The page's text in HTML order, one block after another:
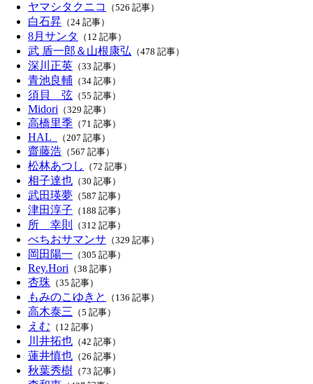
ヤマシタクニコ （526 記事）
白石昇 （24 記事）
8月サンタ （12 記事）
武 盾一郎＆山根康弘 （478 記事）
深川正英 （33 記事）
青池良輔 （34 記事）
須貝 弦 （55 記事）
Midori （329 記事）
高橋里季 （71 記事）
HAL_ （207 記事）
齋藤浩 （567 記事）
松林あつし （72 記事）
相子達也 （30 記事）
武田瑛夢 （587 記事）
津田淳子 （188 記事）
所 幸則 （312 記事）
べちおサマンサ （329 記事）
岡田陽一 （305 記事）
Rey.Hori （38 記事）
杏珠 （35 記事）
もみのこゆきと （136 記事）
高木泰三 （5 記事）
えむ （12 記事）
川井拓也 （42 記事）
蓮井慎也 （26 記事）
秋葉秀樹 （73 記事）